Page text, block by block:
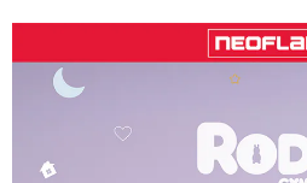
三、利用規約「AFTEE代金後払い」（以
ロテクションズ（以下 AFTEE という）
ます。当サービスご利用の際に提供しな
の氏名、電話番号、受取人の氏名、電話
限らない）は、AFTEEに渡され当サービ
す。AFTEEの個人情報の収集、処理、利
ームページの『個人情報の収集、処理及